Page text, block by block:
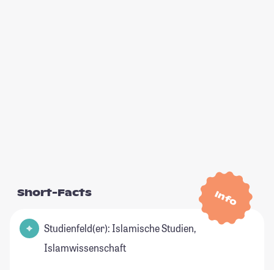
Info
Short-Facts
Studienfeld(er): Islamische Studien,
Islamwissenschaft